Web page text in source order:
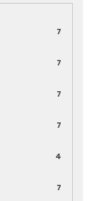
7
7
7
7
4
7